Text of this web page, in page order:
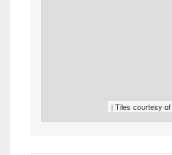
| Tiles courtesy of